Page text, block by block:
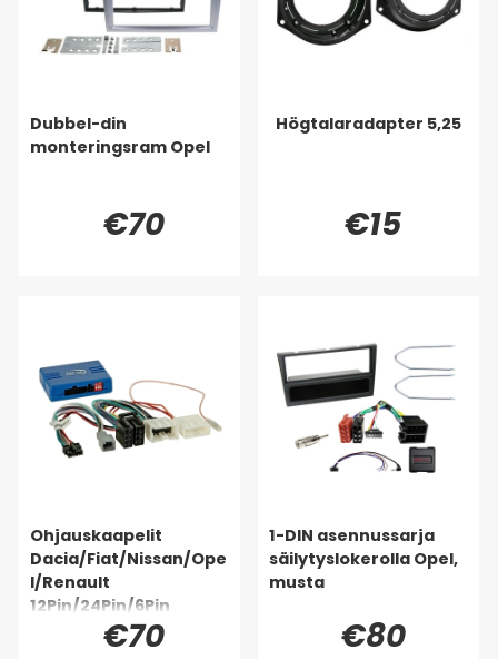
Dubbel-din
monteringsram Opel
€70
Högtalaradapter 5,25
€15
Ohjauskaapelit
Dacia/Fiat/Nissan/Ope
l/Renault
12Pin/24Pin/6Pin
€70
1-DIN asennussarja
säilytyslokerolla Opel,
musta
€80